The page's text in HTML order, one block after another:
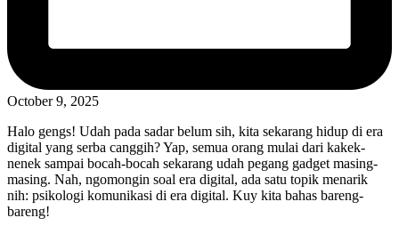
October 9, 2025
Halo gengs! Udah pada sadar belum sih, kita sekarang hidup di era
digital yang serba canggih? Yap, semua orang mulai dari kakek-
nenek sampai bocah-bocah sekarang udah pegang gadget masing-
masing. Nah, ngomongin soal era digital, ada satu topik menarik
nih: psikologi komunikasi di era digital. Kuy kita bahas bareng-
bareng!